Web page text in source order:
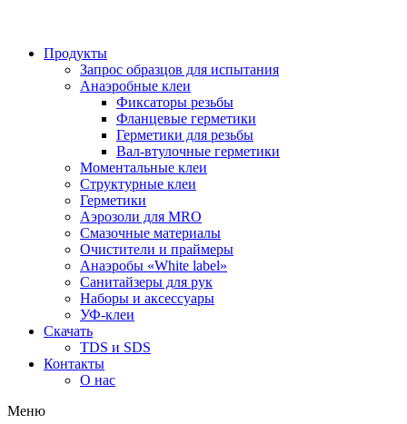
Продукты
Запрос образцов для испытания
Анаэробные клеи
Фиксаторы резьбы
Фланцевые герметики
Герметики для резьбы
Вал-втулочные герметики
Моментальные клеи
Структурные клеи
Герметики
Аэрозоли для MRO
Смазочные материалы
Очистители и праймеры
Анаэробы «White label»
Санитайзеры для рук
Наборы и аксессуары
УФ-клеи
Скачать
TDS и SDS
Контакты
О нас
Меню